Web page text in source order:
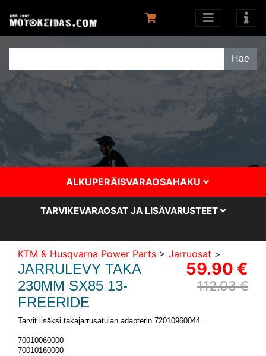
ALKUPERÄISVARAOSAHAKU
TARVIKEVARAOSAT JA LISÄVARUSTEET
KTM & Husqvarna Power Parts > Jarruosat >
59.90 €
112.03 €
JARRULEVY TAKA
230MM SX85 13-
FREERIDE
Tarvit lisäksi takajarrusatulan adapterin 72010960044
70010060000
70010160000